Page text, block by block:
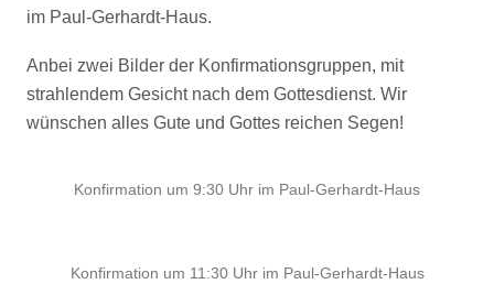
im Paul-Gerhardt-Haus.
Anbei zwei Bilder der Konfirmationsgruppen, mit
strahlendem Gesicht nach dem Gottesdienst. Wir
wünschen alles Gute und Gottes reichen Segen!
Konfirmation um 9:30 Uhr im Paul-Gerhardt-Haus
Konfirmation um 11:30 Uhr im Paul-Gerhardt-Haus